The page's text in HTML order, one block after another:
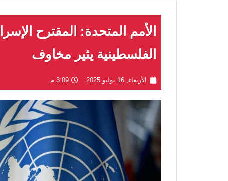
الأمم المتحدة: المقترح
الفلسطينية يثير مخاوف
الأربعاء, 16 يوليو 2025 3:09 م